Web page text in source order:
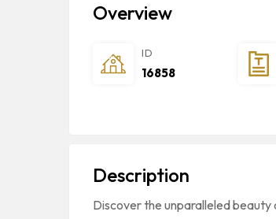
Overview
ID
16858
Description
Discover the unparalleled beauty